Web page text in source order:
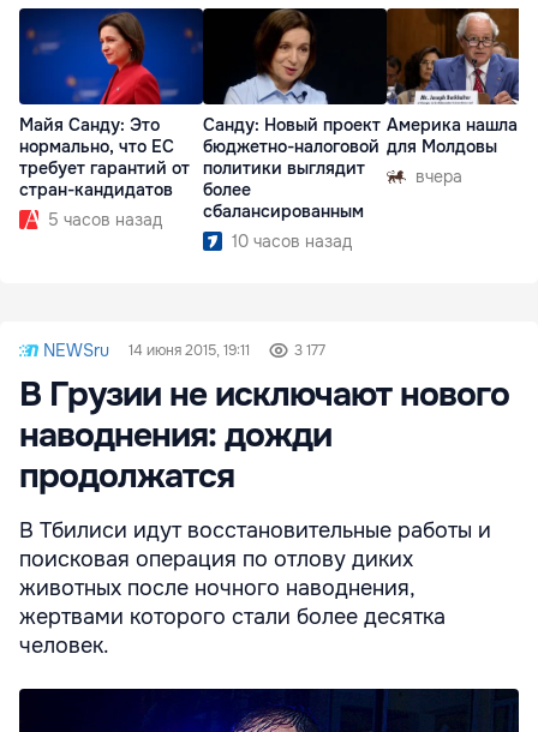
Майя Санду: Это
нормально, что ЕС
требует гарантий от
стран-кандидатов
5 часов назад
Санду: Новый проект
бюджетно-налоговой
политики выглядит
более
сбалансированным
10 часов назад
Америка нашла
для Молдовы
вчера
NEWSru 14 июня 2015, 19:11 3 177
В Грузии не исключают нового
наводнения: дожди
продолжатся
В Тбилиси идут восстановительные работы и
поисковая операция по отлову диких
животных после ночного наводнения,
жертвами которого стали более десятка
человек.